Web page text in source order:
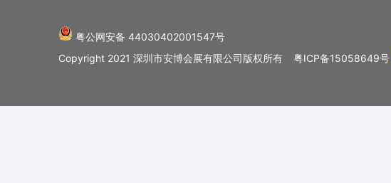
粤公网安备 44030402001547号
Copyright 2021 深圳市安博会展有限公司版权所有
粤ICP备15058649号